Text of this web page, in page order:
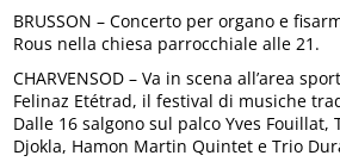
BRUSSON – Concerto per organo e
Rous nella chiesa parrocchiale alle 21.
CHARVENSOD – Va in scena all’area
Felinaz Etétrad, il festival di musiche
Dalle 16 salgono sul palco Yves Fouillat,
Djokla, Hamon Martin Quintet e Trio